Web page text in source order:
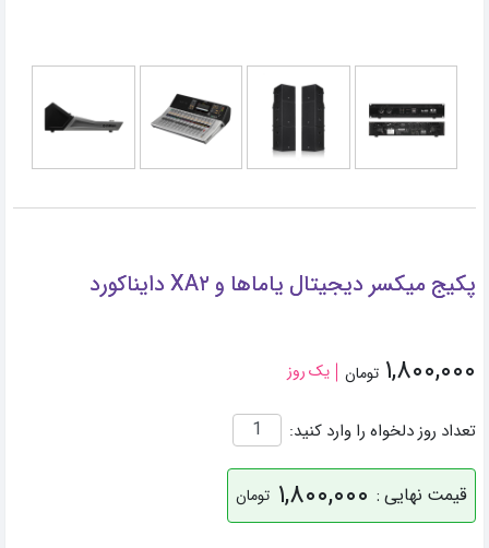
پکیج میکسر دیجیتال یاماها و XA۲ دایناکورد
۱,۸۰۰,۰۰۰ تومان یک روز
تعداد روز دلخواه را وارد کنید:
قیمت نهایی : ۱,۸۰۰,۰۰۰ تومان